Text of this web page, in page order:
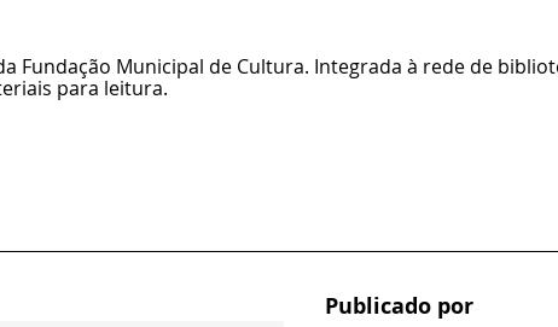
Fundação Municipal de Cultura. Integrada à rede de
para leitura.
Publicado por